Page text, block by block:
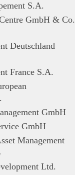
S.A.
GmbH & Co.
Deutschland
France S.A.
GmbH
GmbH
Management
Ltd.